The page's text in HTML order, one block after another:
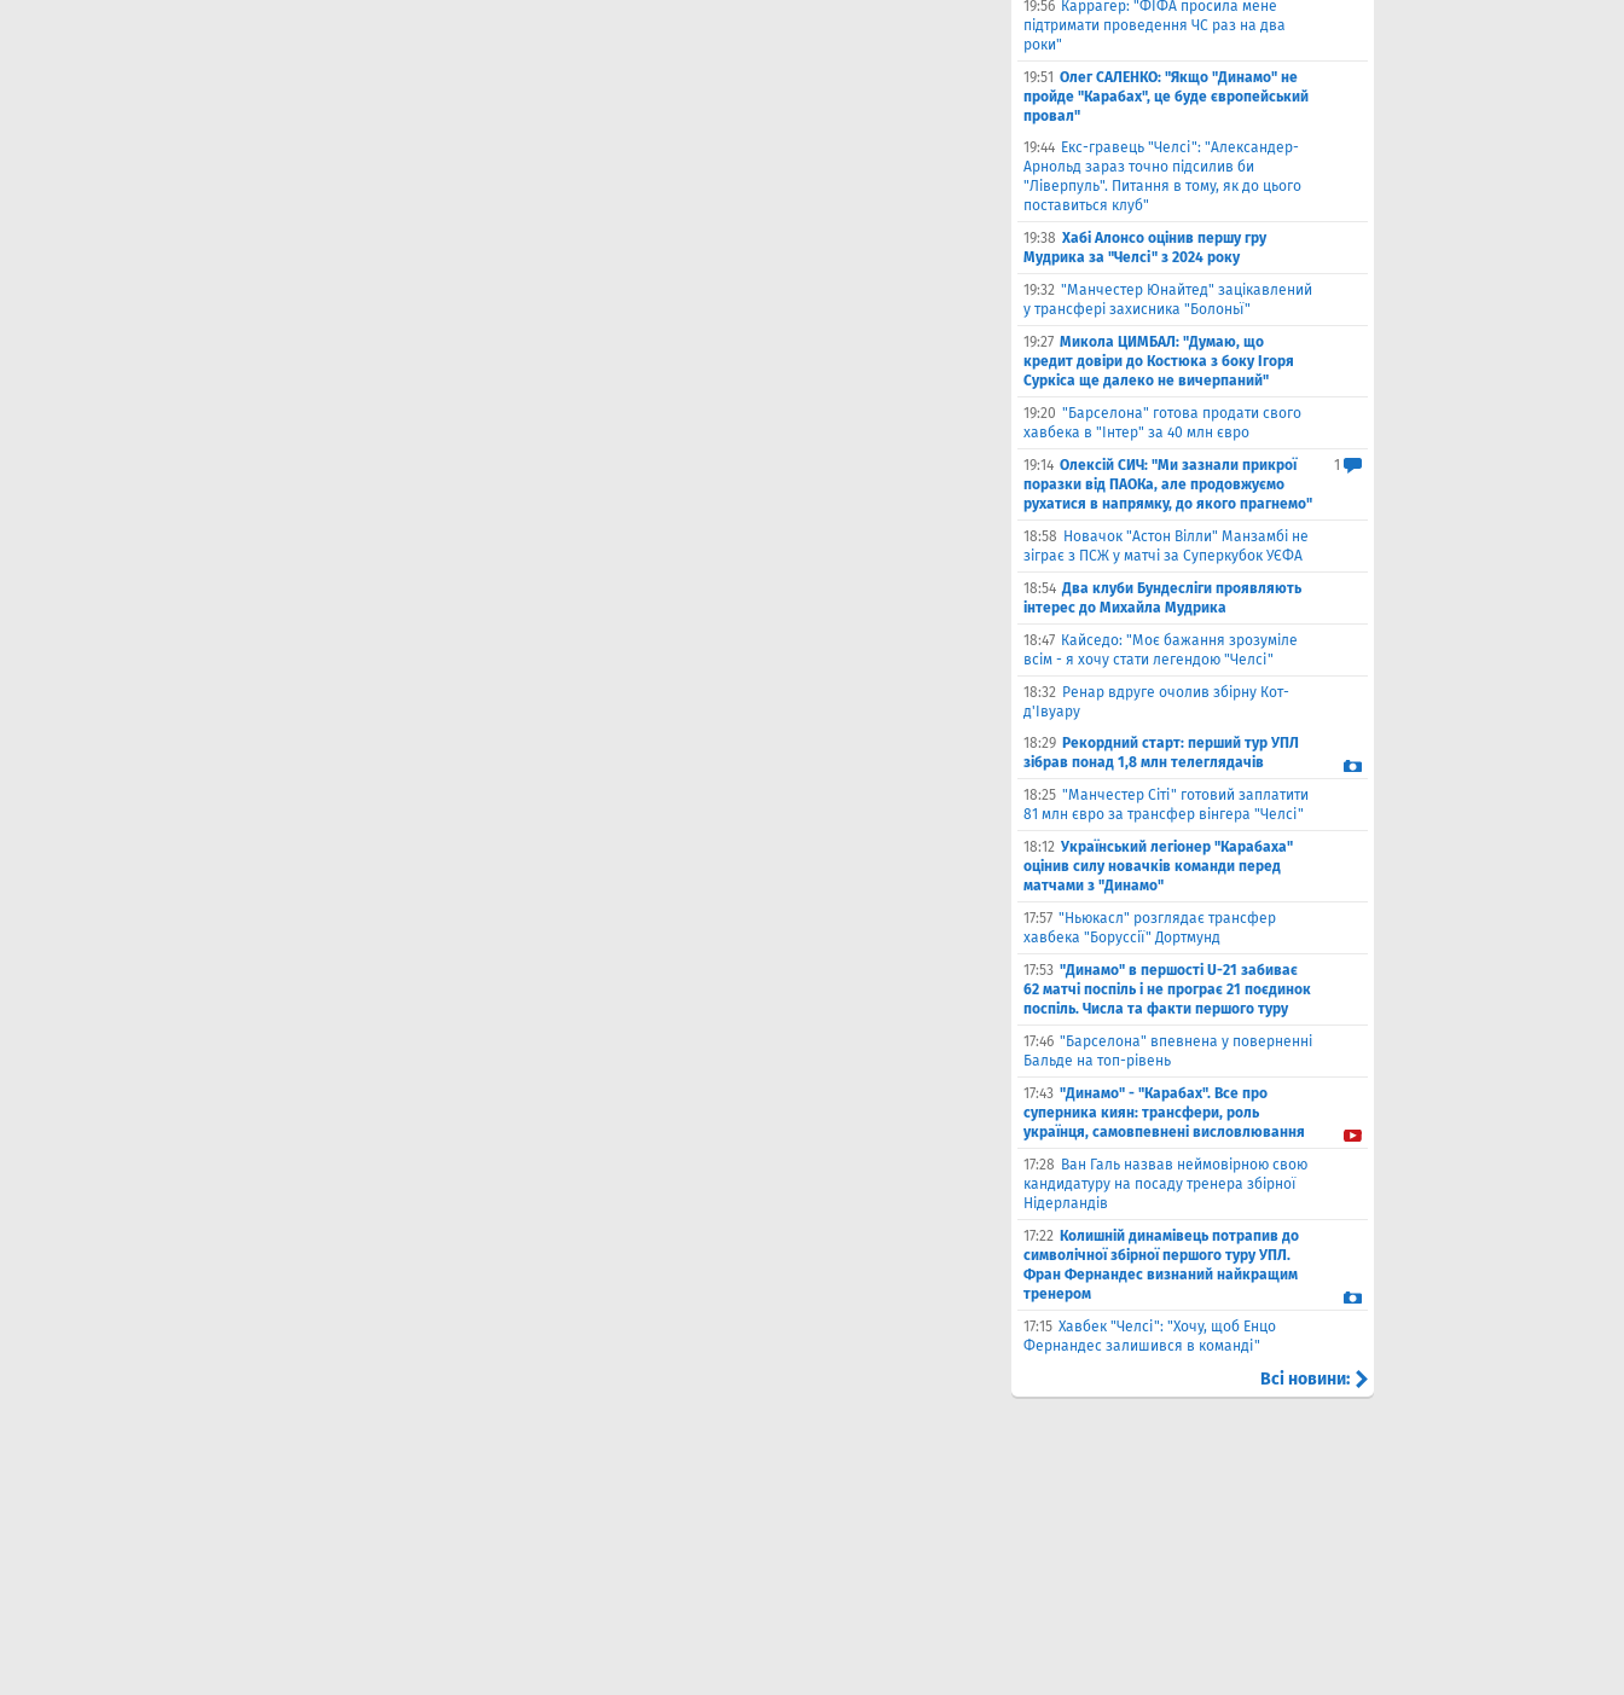
19:56 Каррагер: "ФІФА просила мене
підтримати проведення ЧС раз на два
роки"
19:51 Олег САЛЕНКО: "Якщо "Динамо" не
пройде "Карабах", це буде європейський
провал"
19:44 Екс-гравець "Челсі": "Александер-
Арнольд зараз точно підсилив би
"Ліверпуль". Питання в тому, як до цього
поставиться клуб"
19:38 Хабі Алонсо оцінив першу гру
Мудрика за "Челсі" з 2024 року
19:32 "Манчестер Юнайтед" зацікавлений
у трансфері захисника "Болоньї"
19:27 Микола ЦИМБАЛ: "Думаю, що
кредит довіри до Костюка з боку Ігоря
Суркіса ще далеко не вичерпаний"
19:20 "Барселона" готова продати свого
хавбека в "Інтер" за 40 млн євро
19:14 Олексій СИЧ: "Ми зазнали прикрої
поразки від ПАОКа, але продовжуємо
рухатися в напрямку, до якого прагнемо"
1
18:58 Новачок "Астон Вілли" Манзамбі не
зіграє з ПСЖ у матчі за Суперкубок УЄФА
18:54 Два клуби Бундесліги проявляють
інтерес до Михайла Мудрика
18:47 Кайседо: "Моє бажання зрозуміле
всім - я хочу стати легендою "Челсі"
18:32 Ренар вдруге очолив збірну Кот-
д'Івуару
18:29 Рекордний старт: перший тур УПЛ
зібрав понад 1,8 млн телеглядачів
18:25 "Манчестер Сіті" готовий заплатити
81 млн євро за трансфер вінгера "Челсі"
18:12 Український легіонер "Карабаха"
оцінив силу новачків команди перед
матчами з "Динамо"
17:57 "Ньюкасл" розглядає трансфер
хавбека "Боруссії" Дортмунд
17:53 "Динамо" в першості U-21 забиває
62 матчі поспіль і не програє 21 поєдинок
поспіль. Числа та факти першого туру
17:46 "Барселона" впевнена у поверненні
Бальде на топ-рівень
17:43 "Динамо" - "Карабах". Все про
суперника киян: трансфери, роль
українця, самовпевнені висловлювання
17:28 Ван Галь назвав неймовірною свою
кандидатуру на посаду тренера збірної
Нідерландів
17:22 Колишній динамівець потрапив до
символічної збірної першого туру УПЛ.
Фран Фернандес визнаний найкращим
тренером
17:15 Хавбек "Челсі": "Хочу, щоб Енцо
Фернандес залишився в команді"
Всі новини: